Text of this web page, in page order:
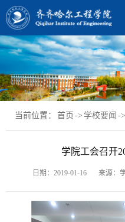
当前位置： 首页 -> 学校要闻 ->
学院工会召开
日期：2019-01-16 来源：